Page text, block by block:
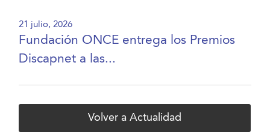
21 julio, 2026
Fundación ONCE entrega los Premios
Discapnet a las...
Volver a Actualidad